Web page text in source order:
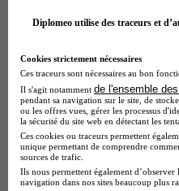
Diplomeo utilise des traceurs et
Cookies strictement nécessaires
Ces traceurs sont nécessaires au bon
Il s'agit notamment de l'ensemble
pendant sa navigation sur le site, de
ou les offres vues, gérer les processus
la sécurité du site web en détectant les
Ces cookies ou traceurs permettent
unique permettant de comprendre
sources de trafic.
Ils nous permettent également
navigation dans nos sites beaucoup plus